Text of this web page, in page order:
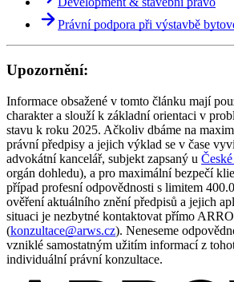
Právní podpora při výstavbě
Upozornění:
Informace obsažené v tomto článku mají
charakter a slouží k základní orientaci v
stavu k roku 2025. Ačkoliv dbáme na
právní předpisy a jejich výklad se v čase
advokátní kancelář, subjekt zapsaný u
orgán dohledu), a pro maximální bezpečí
případ profesní odpovědnosti s limitem
ověření aktuálního znění předpisů a jejich
situaci je nezbytné kontaktovat přímo
(konzultace@arws.cz). Neneseme
vzniklé samostatným užitím informací z
individuální právní konzultace.